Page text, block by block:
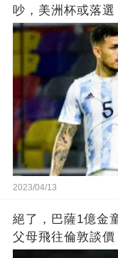
吵，美洲杯或落選
2023/04/13
絕了，巴薩1億金
父母飛往倫敦談價